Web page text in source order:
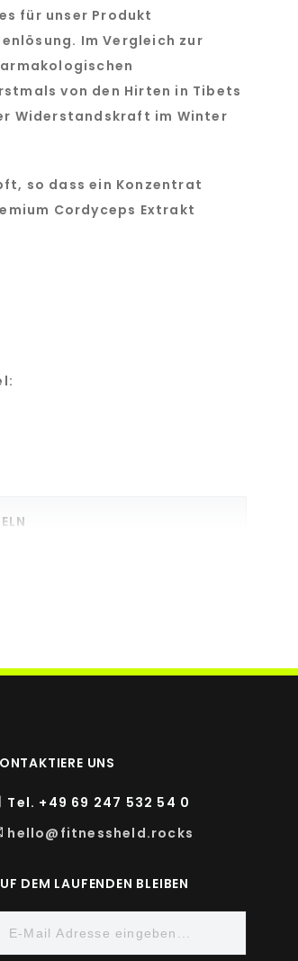
für unser Produkt
Im Vergleich zur
von den Hirten in Tibets
Widerstandskraft im Winter
so dass ein Konzentrat
Cordyceps Extrakt
UNS
Tel. +49 69 247 532 54 0
hello@fitnessheld.rocks
DEM LAUFENDEN BLEIBEN